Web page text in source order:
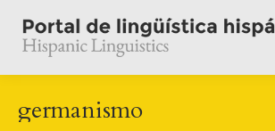
germanismo